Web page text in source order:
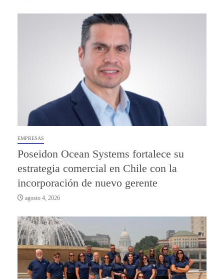
EMPRESAS
Poseidon Ocean Systems fortalece su
estrategia comercial en Chile con la
incorporación de nuevo gerente
agosto 4, 2026